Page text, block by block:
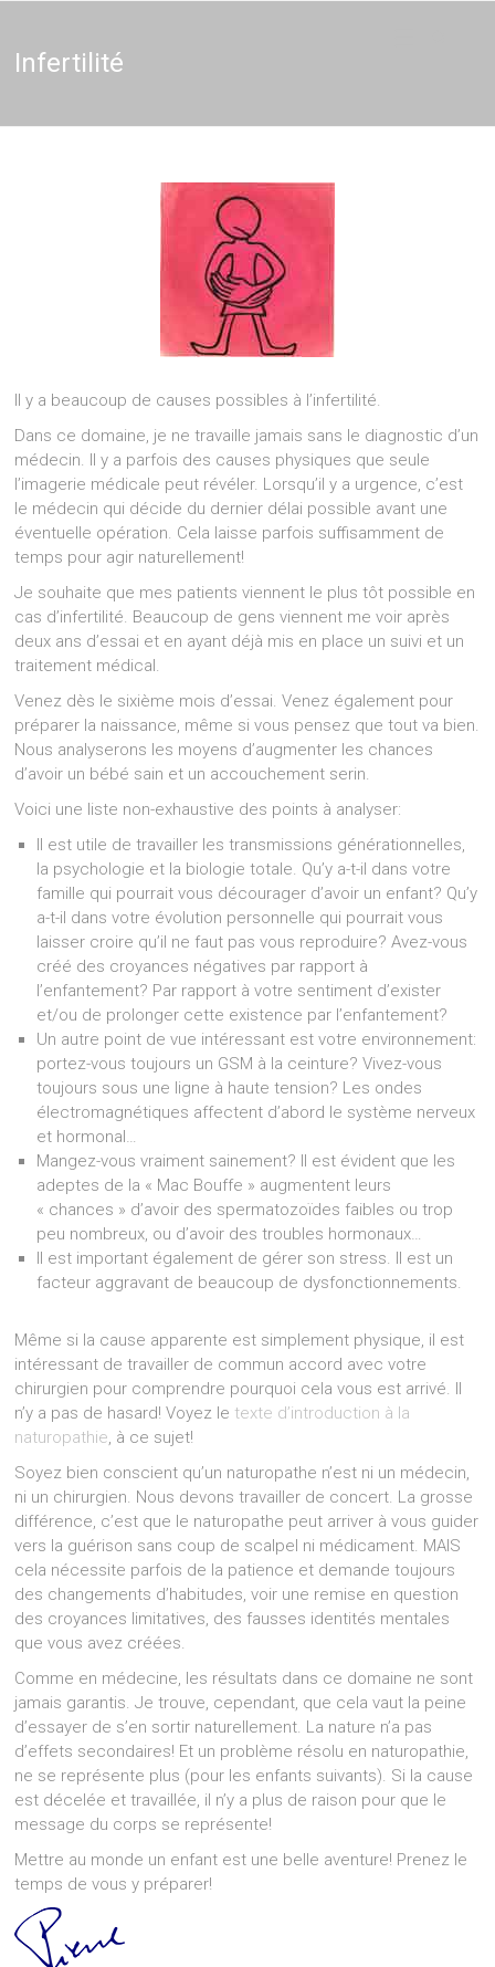
–
Naturopathe
Naturopathie,
Thérapie de
Infertilité
Il y a beaucoup de causes possibles à l’infertilité.
Dans ce domaine, je ne travaille jamais sans le diagnostic d’un
médecin. Il y a parfois des causes physiques que seule
l’imagerie médicale peut révéler. Lorsqu’il y a urgence, c’est
le médecin qui décide du dernier délai possible avant une
éventuelle opération. Cela laisse parfois suffisamment de
temps pour agir naturellement!
Je souhaite que mes patients viennent le plus tôt possible en
cas d’infertilité. Beaucoup de gens viennent me voir après
deux ans d’essai et en ayant déjà mis en place un suivi et un
traitement médical.
Venez dès le sixième mois d’essai. Venez également pour
préparer la naissance, même si vous pensez que tout va bien.
Nous analyserons les moyens d’augmenter les chances
d’avoir un bébé sain et un accouchement serin.
Voici une liste non-exhaustive des points à analyser:
Il est utile de travailler les transmissions générationnelles,
la psychologie et la biologie totale. Qu’y a-t-il dans votre
famille qui pourrait vous décourager d’avoir un enfant? Qu’y
a-t-il dans votre évolution personnelle qui pourrait vous
laisser croire qu’il ne faut pas vous reproduire? Avez-vous
créé des croyances négatives par rapport à
l’enfantement? Par rapport à votre sentiment d’exister
et/ou de prolonger cette existence par l’enfantement?
Un autre point de vue intéressant est votre environnement:
portez-vous toujours un GSM à la ceinture? Vivez-vous
toujours sous une ligne à haute tension? Les ondes
électromagnétiques affectent d’abord le système nerveux
et hormonal…
Mangez-vous vraiment sainement? Il est évident que les
adeptes de la « Mac Bouffe » augmentent leurs
« chances » d’avoir des spermatozoïdes faibles ou trop
peu nombreux, ou d’avoir des troubles hormonaux…
Il est important également de gérer son stress. Il est un
facteur aggravant de beaucoup de dysfonctionnements.
Même si la cause apparente est simplement physique, il est
intéressant de travailler de commun accord avec votre
chirurgien pour comprendre pourquoi cela vous est arrivé. Il
n’y a pas de hasard! Voyez le texte d’introduction à la
naturopathie, à ce sujet!
Soyez bien conscient qu’un naturopathe n’est ni un médecin,
ni un chirurgien. Nous devons travailler de concert. La grosse
différence, c’est que le naturopathe peut arriver à vous guider
vers la guérison sans coup de scalpel ni médicament. MAIS
cela nécessite parfois de la patience et demande toujours
des changements d’habitudes, voir une remise en question
des croyances limitatives, des fausses identités mentales
que vous avez créées.
Comme en médecine, les résultats dans ce domaine ne sont
jamais garantis. Je trouve, cependant, que cela vaut la peine
d’essayer de s’en sortir naturellement. La nature n’a pas
d’effets secondaires! Et un problème résolu en naturopathie,
ne se représente plus (pour les enfants suivants). Si la cause
est décelée et travaillée, il n’y a plus de raison pour que le
message du corps se représente!
Mettre au monde un enfant est une belle aventure! Prenez le
temps de vous y préparer!